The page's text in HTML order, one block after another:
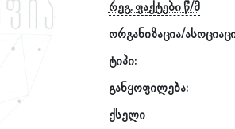
რეგ. ფაქტები წ/მ
ორგანიზაცია/
ტიპი:
განყოფილება:
ქსელი